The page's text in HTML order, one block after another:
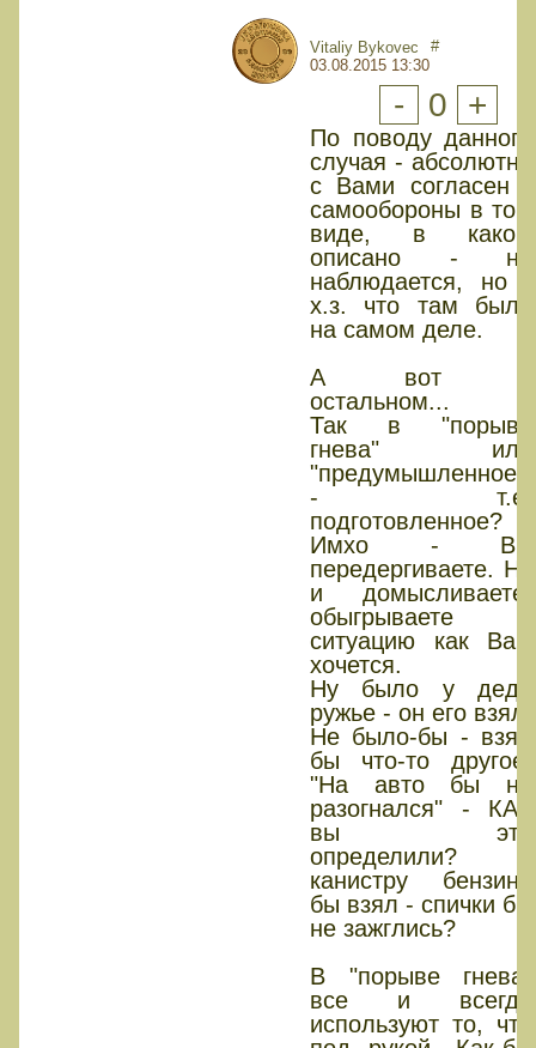
Vitaliy Bykovec
03.08.2015 13:30
#
- 0 +
По поводу данного
случая - абсолютно
с Вами согласен -
самообороны в том
виде, в каком
описано - не
наблюдается, но -
х.з. что там было
на самом деле.
А вот в
остальном...
Так в "порыве
гнева" или
"предумышленное"
- т.е.
подготовленное?
Имхо - Вы
передергиваете. Ну
и домысливаете/
обыгрываете
ситуацию как Вам
хочется.
Ну было у деда
ружье - он его взял.
Не было-бы - взял
бы что-то другое.
"На авто бы не
разогнался" - КАК
вы это
определили? А
канистру бензина
бы взял - спички бы
не зажглись?
В "порыве гнева"
все и всегда
используют то, что